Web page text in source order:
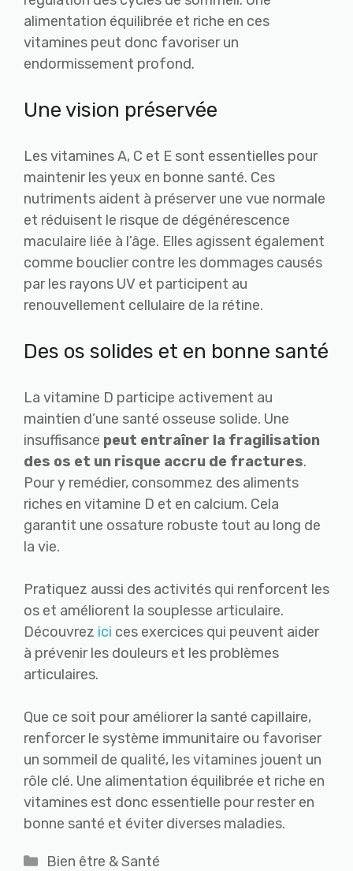
alimentation équilibrée et riche en ces
vitamines peut donc favoriser un
endormissement profond.
Une vision préservée
Les vitamines A, C et E sont essentielles pour
maintenir les yeux en bonne santé. Ces
nutriments aident à préserver une vue normale
et réduisent le risque de dégénérescence
maculaire liée à l’âge. Elles agissent également
comme bouclier contre les dommages causés
par les rayons UV et participent au
renouvellement cellulaire de la rétine.
Des os solides et en bonne santé
La vitamine D participe activement au
maintien d’une santé osseuse solide. Une
insuffisance peut entraîner la fragilisation
des os et un risque accru de fractures.
Pour y remédier, consommez des aliments
riches en vitamine D et en calcium. Cela
garantit une ossature robuste tout au long de
la vie.
Pratiquez aussi des activités qui renforcent les
os et améliorent la souplesse articulaire.
Découvrez ici ces exercices qui peuvent aider
à prévenir les douleurs et les problèmes
articulaires.
Que ce soit pour améliorer la santé capillaire,
renforcer le système immunitaire ou favoriser
un sommeil de qualité, les vitamines jouent un
rôle clé. Une alimentation équilibrée et riche en
vitamines est donc essentielle pour rester en
bonne santé et éviter diverses maladies.
Catégories
Bien être & Santé